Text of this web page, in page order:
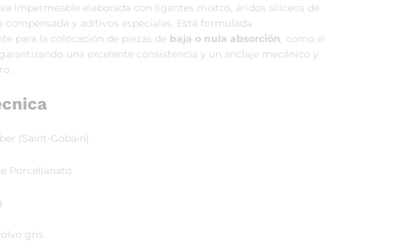
impermeable elaborada con ligantes mixtos, áridos silíceos de
y aditivos especiales. Está formulada
para la colocación de piezas de baja o nula absorción, como el
garantizando una excelente consistencia y un anclaje mecánico y
(Saint-Gobain)
Porcellanato
gris